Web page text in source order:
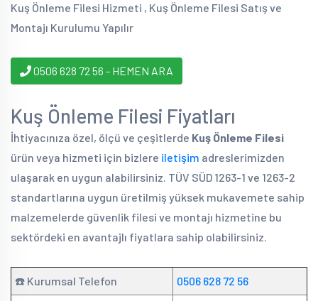
Kuş Önleme Filesi Hizmeti , Kuş Önleme Filesi Satış ve
Montajı Kurulumu Yapılır
0506 628 72 56 - HEMEN ARA
Kuş Önleme Filesi Fiyatları
İhtiyacınıza özel, ölçü ve çeşitlerde Kuş Önleme Filesi
ürün veya hizmeti için bizlere iletişim adreslerimizden
ulaşarak en uygun alabilirsiniz. TÜV SÜD 1263-1 ve 1263-2
standartlarına uygun üretilmiş yüksek mukavemete sahip
malzemelerde güvenlik filesi ve montajı hizmetine bu
sektördeki en avantajlı fiyatlara sahip olabilirsiniz.
☎️ Kurumsal Telefon 0506 628 72 56